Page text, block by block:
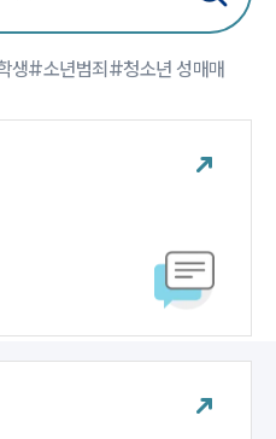
생#소년범죄 #청소년 성매매